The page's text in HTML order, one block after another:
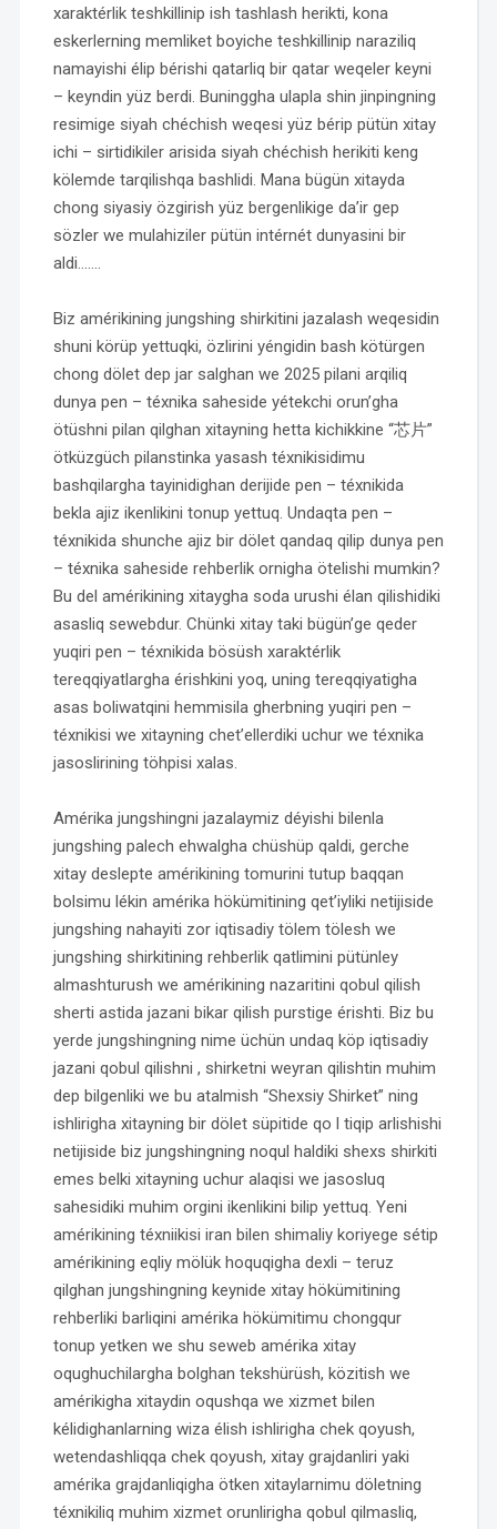
xaraktérlik teshkillinip ish tashlash herikti, kona
eskerlerning memliket boyiche teshkillinip naraziliq
namayishi élip bérishi qatarliq bir qatar weqeler keyni
– keyndin yüz berdi. Buninggha ulapla shin jinpingning
resimige siyah chéchish weqesi yüz bérip pütün xitay
ichi – sirtidikiler arisida siyah chéchish herikiti keng
kölemde tarqilishqa bashlidi. Mana bügün xitayda
chong siyasiy özgirish yüz bergenlikige da’ir gep
sözler we mulahiziler pütün intérnét dunyasini bir
aldi…….
Biz amérikining jungshing shirkitini jazalash weqesidin
shuni körüp yettuqki, özlirini yéngidin bash kötürgen
chong dölet dep jar salghan we 2025 pilani arqiliq
dunya pen – téxnika saheside yétekchi orun’gha
ötüshni pilan qilghan xitayning hetta kichikkine “芯片”
ötküzgüch pilanstinka yasash téxnikisidimu
bashqilargha tayinidighan derijide pen – téxnikida
bekla ajiz ikenlikini tonup yettuq. Undaqta pen –
téxnikida shunche ajiz bir dölet qandaq qilip dunya pen
– téxnika saheside rehberlik ornigha ötelishi mumkin?
Bu del amérikining xitaygha soda urushi élan qilishidiki
asasliq sewebdur. Chünki xitay taki bügün’ge qeder
yuqiri pen – téxnikida bösüsh xaraktérlik
tereqqiyatlargha érishkini yoq, uning tereqqiyatigha
asas boliwatqini hemmisila gherbning yuqiri pen –
téxnikisi we xitayning chet’ellerdiki uchur we téxnika
jasoslirining töhpisi xalas.
Amérika jungshingni jazalaymiz déyishi bilenla
jungshing palech ehwalgha chüshüp qaldi, gerche
xitay deslepte amérikining tomurini tutup baqqan
bolsimu lékin amérika hökümitining qet’iyliki netijiside
jungshing nahayiti zor iqtisadiy tölem tölesh we
jungshing shirkitining rehberlik qatlimini pütünley
almashturush we amérikining nazaritini qobul qilish
sherti astida jazani bikar qilish purstige érishti. Biz bu
yerde jungshingning nime üchün undaq köp iqtisadiy
jazani qobul qilishni , shirketni weyran qilishtin muhim
dep bilgenliki we bu atalmish “Shexsiy Shirket” ning
ishlirigha xitayning bir dölet süpitide qo l tiqip arlishishi
netijiside biz jungshingning noqul haldiki shexs shirkiti
emes belki xitayning uchur alaqisi we jasosluq
sahesidiki muhim orgini ikenlikini bilip yettuq. Yeni
amérikining téxniikisi iran bilen shimaliy koriyege sétip
amérikining eqliy mölük hoquqigha dexli – teruz
qilghan jungshingning keynide xitay hökümitining
rehberliki barliqini amérika hökümitimu chongqur
tonup yetken we shu seweb amérika xitay
oqughuchilargha bolghan tekshürüsh, közitish we
amérikigha xitaydin oqushqa we xizmet bilen
kélidighanlarning wiza élish ishlirigha chek qoyush,
wetendashliqqa chek qoyush, xitay grajdanliri yaki
amérika grajdanliqigha ötken xitaylarnimu döletning
téxnikiliq muhim xizmet orunlirigha qobul qilmasliq,